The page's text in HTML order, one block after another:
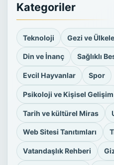
Kategoriler
Teknoloji Gezi ve
Din ve İnanç Sağlıklı
Evcil Hayvanlar Spor
Psikoloji ve Kişisel Gelişim
Tarih ve kültürel Miras
Web Sitesi Tanıtımları
Vatandaşlık Rehberi